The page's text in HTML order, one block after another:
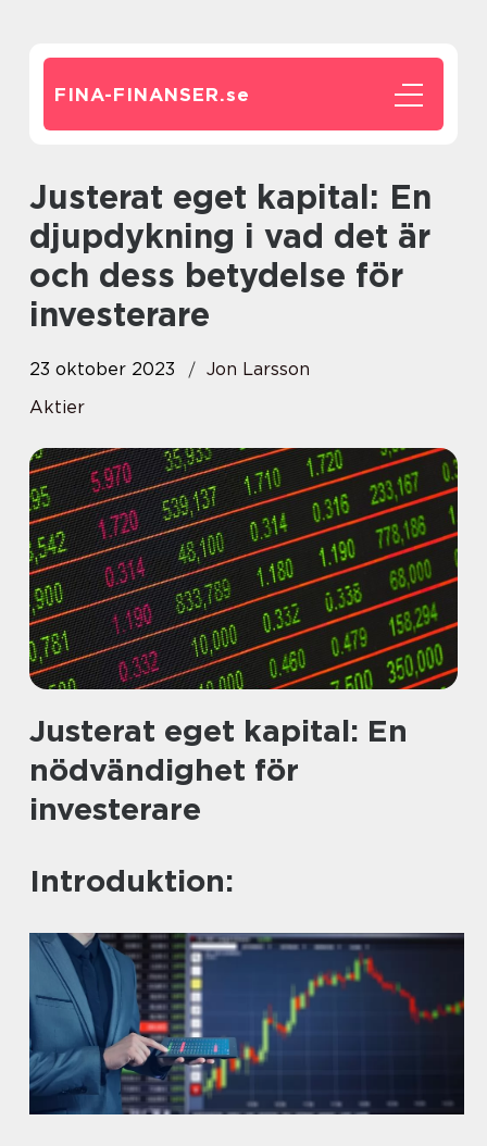
FINA-FINANSER.se
Justerat eget kapital: En
djupdykning i vad det är
och dess betydelse för
investerare
23 oktober 2023
Jon Larsson
Aktier
Justerat eget kapital: En
nödvändighet för
investerare
Introduktion: